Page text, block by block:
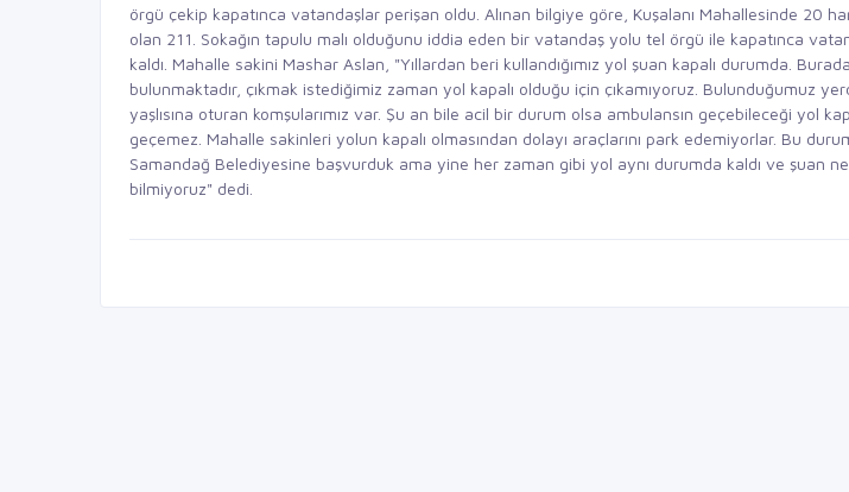
örgü çekip kapatınca vatandaşlar perişan oldu. Alınan bilgiye göre, Kuşalanı Mahallesinde 20
olan 211. Sokağın tapulu malı olduğunu iddia eden bir vatandaş yolu tel örgü ile kapatınca
kaldı. Mahalle sakini Mashar Aslan, "Yıllardan beri kullandığımız yol şuan kapalı durumda.
bulunmaktadır, çıkmak istediğimiz zaman yol kapalı olduğu için çıkamıyoruz. Bulunduğumuz
yaşlısına oturan komşularımız var. Şu an bile acil bir durum olsa ambulansın geçebileceği yol
geçemez. Mahalle sakinleri yolun kapalı olmasından dolayı araçlarını park edemiyorlar. Bu
Samandağ Belediyesine başvurduk ama yine her zaman gibi yol aynı durumda kaldı ve şuan ne
bilmiyoruz" dedi.